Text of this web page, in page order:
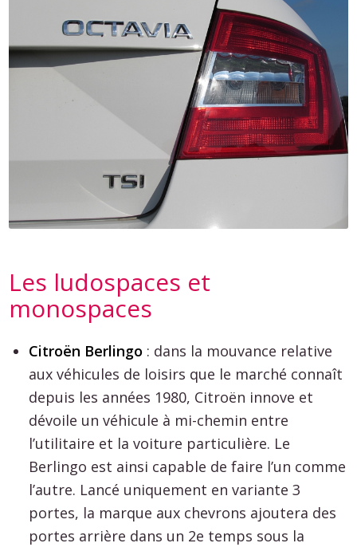
Les ludospaces et
monospaces
Citroën Berlingo : dans la mouvance relative
aux véhicules de loisirs que le marché connaît
depuis les années 1980, Citroën innove et
dévoile un véhicule à mi-chemin entre
l’utilitaire et la voiture particulière. Le
Berlingo est ainsi capable de faire l’un comme
l’autre. Lancé uniquement en variante 3
portes, la marque aux chevrons ajoutera des
portes arrière dans un 2e temps sous la